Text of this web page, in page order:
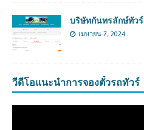
บริษัทกันทรลักษ์ทัวร์
เมษายน 7, 2024
วีดีโอแนะนำการจองตั๋วรถทัวร์